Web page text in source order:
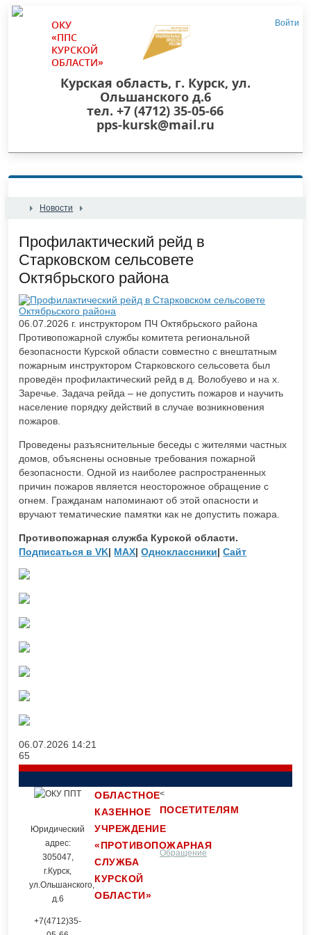
Войти
ОКУ
«ППС
КУРСКОЙ
ОБЛАСТИ»
Курская область, г. Курск, ул.
Ольшанского д.6
тел. +7 (4712) 35-05-66
pps-kursk@mail.ru
Новости
​Профилактический рейд в
Старковском сельсовете
Октябрьского района
06.07.2026 г. инструктором ПЧ Октябрьского района
Противопожарной службы комитета региональной
безопасности Курской области совместно с внештатным
пожарным инструктором Старковского сельсовета был
проведён профилактический рейд в д. Волобуево и на х.
Заречье. Задача рейда – не допустить пожаров и научить
население порядку действий в случае возникновения
пожаров.
Проведены разъяснительные беседы с жителями частных
домов, объяснены основные требования пожарной
безопасности. Одной из наиболее распространенных
причин пожаров является неосторожное обращение с
огнем. Гражданам напоминают об этой опасности и
вручают тематические памятки как не допустить пожара.
Противопожарная служба Курской области.
Подписаться вVK| MAX|Одноклассники|Сайт
06.07.2026 14:21
65
Юридический
адрес:
305047,
г.Курск,
ул.Ольшанского,
д.6
+7(4712)35-
ОБЛАСТНОЕ
КАЗЕННОЕ
УЧРЕЖДЕНИЕ
«ПРОТИВОПОЖАРНАЯ
СЛУЖБА
КУРСКОЙ
ОБЛАСТИ»
<
ПОСЕТИТЕЛЯМ
Обращение